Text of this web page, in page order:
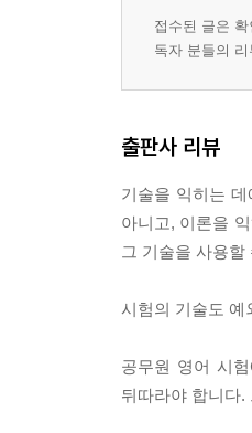
접수된 글은
독자 분들의
출판사 리뷰
기술을 익히는
아니고, 이론을
그 기술을 사용할
시험의 기술도 예
공무원 영어 시
뒤따라야 합니다.